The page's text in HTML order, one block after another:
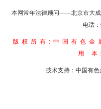
本网常年法律顾问——北京市大
电话
版权所有:中国有色金
用
技术支持：中国有色